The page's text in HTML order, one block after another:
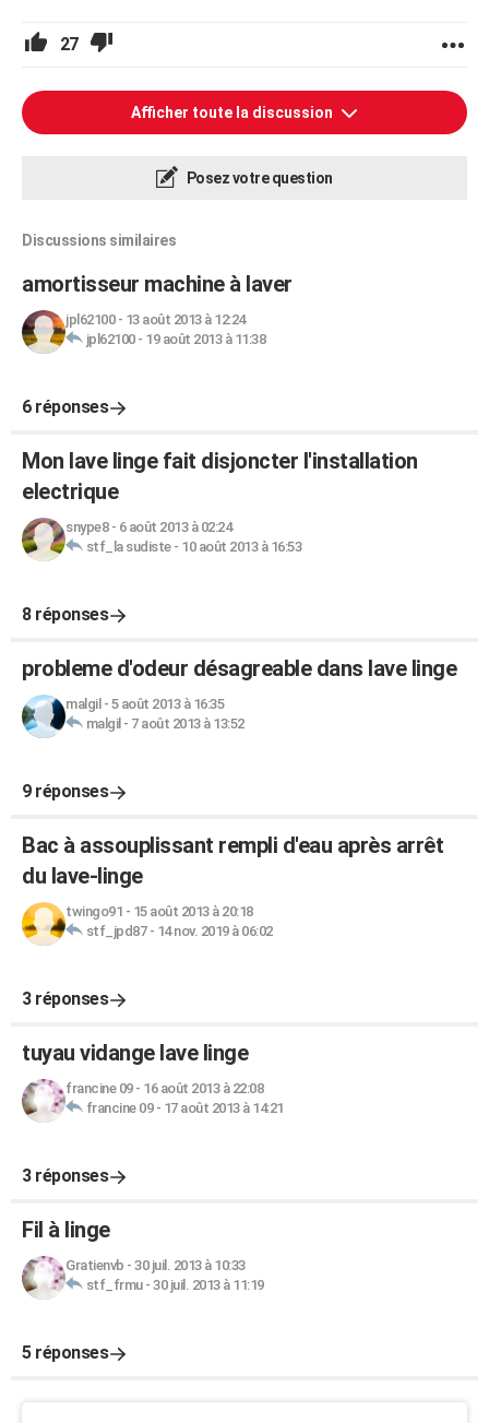
27
Afficher toute la discussion
Posez votre question
Discussions similaires
amortisseur machine à laver
jpl62100- 13 août 2013 à 12:24
jpl62100- 19 août 2013 à 11:38
6 réponses
Mon lave linge fait disjoncter l'installation
electrique
snype8- 6 août 2013 à 02:24
stf_la sudiste- 10 août 2013 à 16:53
8 réponses
probleme d'odeur désagreable dans lave linge
malgil - 5 août 2013 à 16:35
malgil - 7 août 2013 à 13:52
9 réponses
Bac à assouplissant rempli d'eau après arrêt
du lave-linge
twingo91 - 15 août 2013 à 20:18
stf_jpd87- 14 nov. 2019 à 06:02
3 réponses
tuyau vidange lave linge
francine 09- 16 août 2013 à 22:08
francine 09- 17 août 2013 à 14:21
3 réponses
Fil à linge
Gratienvb - 30 juil. 2013 à 10:33
stf_frmu- 30 juil. 2013 à 11:19
5 réponses